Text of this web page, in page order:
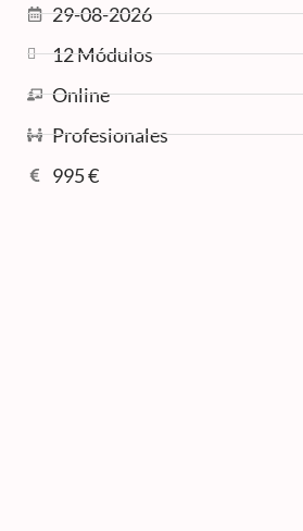
29-08-2026
12 Módulos
Online
Profesionales
995 €